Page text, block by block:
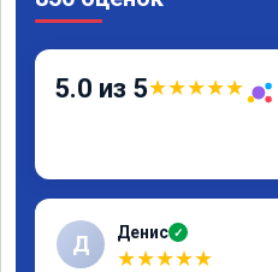
5.0 из 5★★★★★
Д Денис ✓
★★★★★